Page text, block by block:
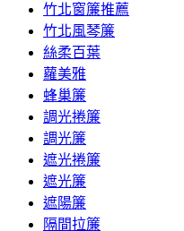
竹北窗簾推薦
竹北風琴簾
絲柔百葉
蘿美雅
蜂巢簾
調光捲簾
調光簾
遮光捲簾
遮光簾
遮陽簾
隔間拉簾